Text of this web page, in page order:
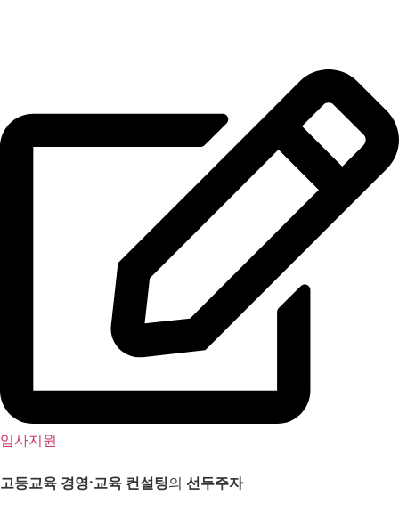
입사지원
고등교육 경영·교육 컨설팅의 선두주자